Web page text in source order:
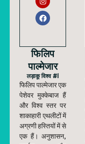
फिलिप
पाल्मेजार
लड़ाकू विश्व #1
फिलिप पाल्मेजार एक
पेशेवर मुक्केबाज हैं
और विश्व स्तर पर
शाकाहारी एथलीटों में
अग्रणी हस्तियों में से
एक हैं। अनुशासन,